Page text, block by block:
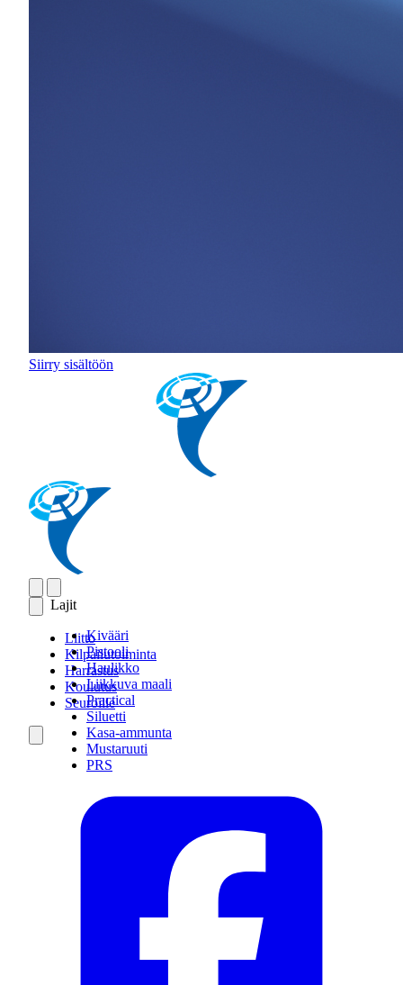
Siirry sisältöön
Lajit
Kivääri
Pistooli
Haulikko
Liikkuva maali
Practical
Siluetti
Kasa-ammunta
Mustaruuti
PRS
Liitto
Kilpailutoiminta
Harrastus
Koulutus
Seuroille